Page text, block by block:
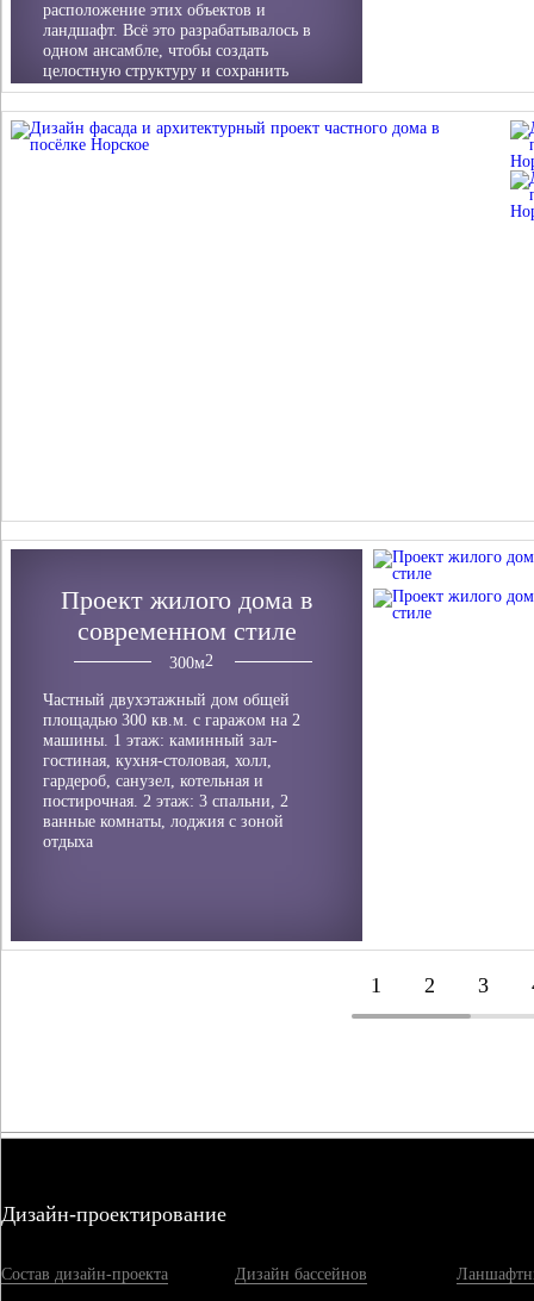
расположение этих объектов и
ландшафт. Всё это разрабатывалось в
одном ансамбле, чтобы создать
целостную структуру и сохранить
один стиль.
Проект жилого дома в
современном стиле
300м
Частный двухэтажный дом общей
площадью 300 кв.м. с гаражом на 2
машины. 1 этаж: каминный зал-
гостиная, кухня-столовая, холл,
гардероб, санузел, котельная и
постирочная. 2 этаж: 3 спальни, 2
ванные комнаты, лоджия с зоной
отдыха
1 2 3
Дизайн-проектирование
Состав дизайн-проекта Дизайн бассейнов